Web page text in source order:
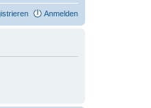
Anmelden